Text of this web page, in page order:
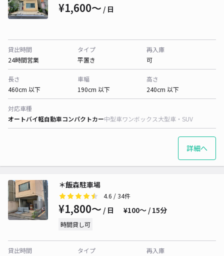
¥1,600〜 / 日
貸出時間
24時間営業
タイプ
平置き
再入庫
可
長さ
460cm 以下
車幅
190cm 以下
高さ
240cm 以下
対応車種
オートバイ軽自動車コンパクトカー中型車ワンボックス大型車・SUV
詳細へ
＊飯森駐車場
4.6 / 34件
¥1,800〜 / 日 ¥100〜 / 15分
時間貸し可
貸出時間
タイプ
再入庫